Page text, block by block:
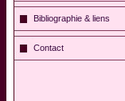
Bibliographie & liens
Contact